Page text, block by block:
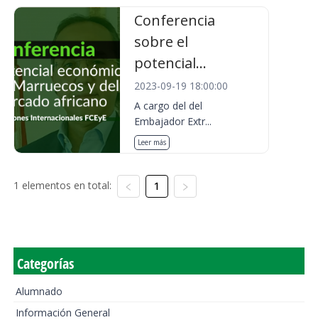
Conferencia
sobre el
potencial...
2023-09-19 18:00:00
A cargo del del
Embajador Extr...
Leer más
1 elementos en total: 1
Categorías
Alumnado
Información General